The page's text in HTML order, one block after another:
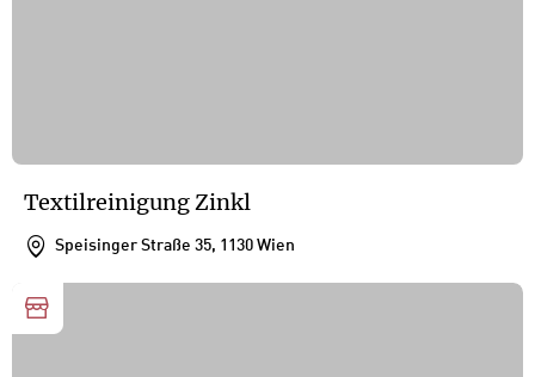
Textilreinigung Zinkl
Speisinger Straße 35, 1130 Wien